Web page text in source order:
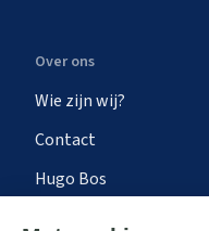
Over ons
Wie zijn wij?
Contact
Hugo Bos